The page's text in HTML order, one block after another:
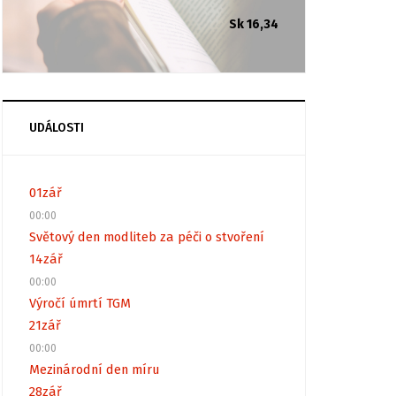
Sk 16,34
UDÁLOSTI
01zář
00:00
Světový den modliteb za péči o stvoření
14zář
00:00
Výročí úmrtí TGM
21zář
00:00
Mezinárodní den míru
28zář